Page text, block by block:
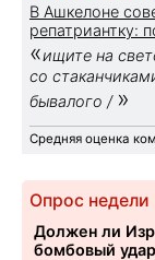
В Ашкелоне
репатриантку:
«ищите на
со
бывалого / »
Средняя оценка
Опрос недели
Должен ли
бомбовый